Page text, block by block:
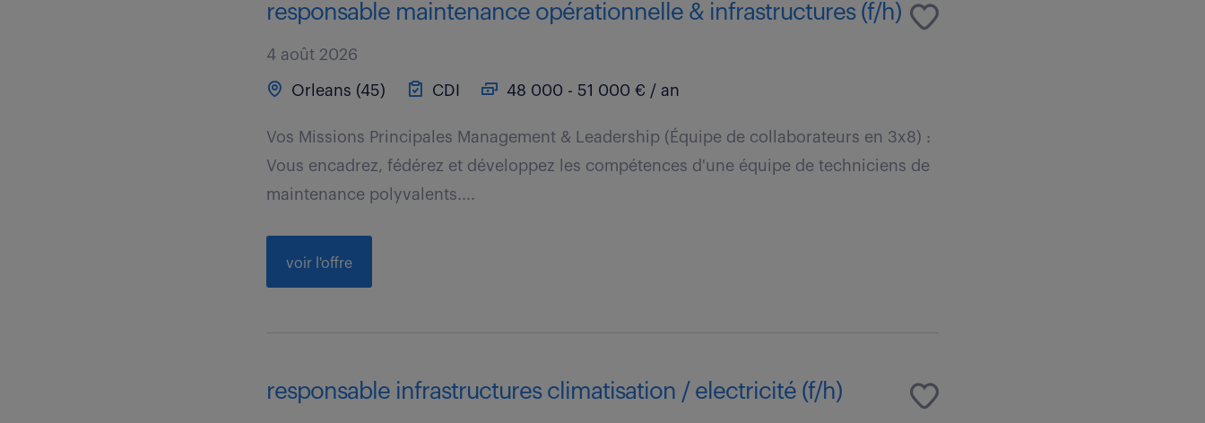
responsable maintenance opérationnelle & infrastructures (f/h)
4 août 2026
Orleans (45) CDI 48 000 - 51 000 € / an
Vos Missions Principales Management & Leadership (Équipe de collaborateurs en 3x8) :
Vous encadrez, fédérez et développez les compétences d'une équipe de techniciens de
maintenance polyvalents....
voir l'offre
responsable infrastructures climatisation / electricité (f/h)